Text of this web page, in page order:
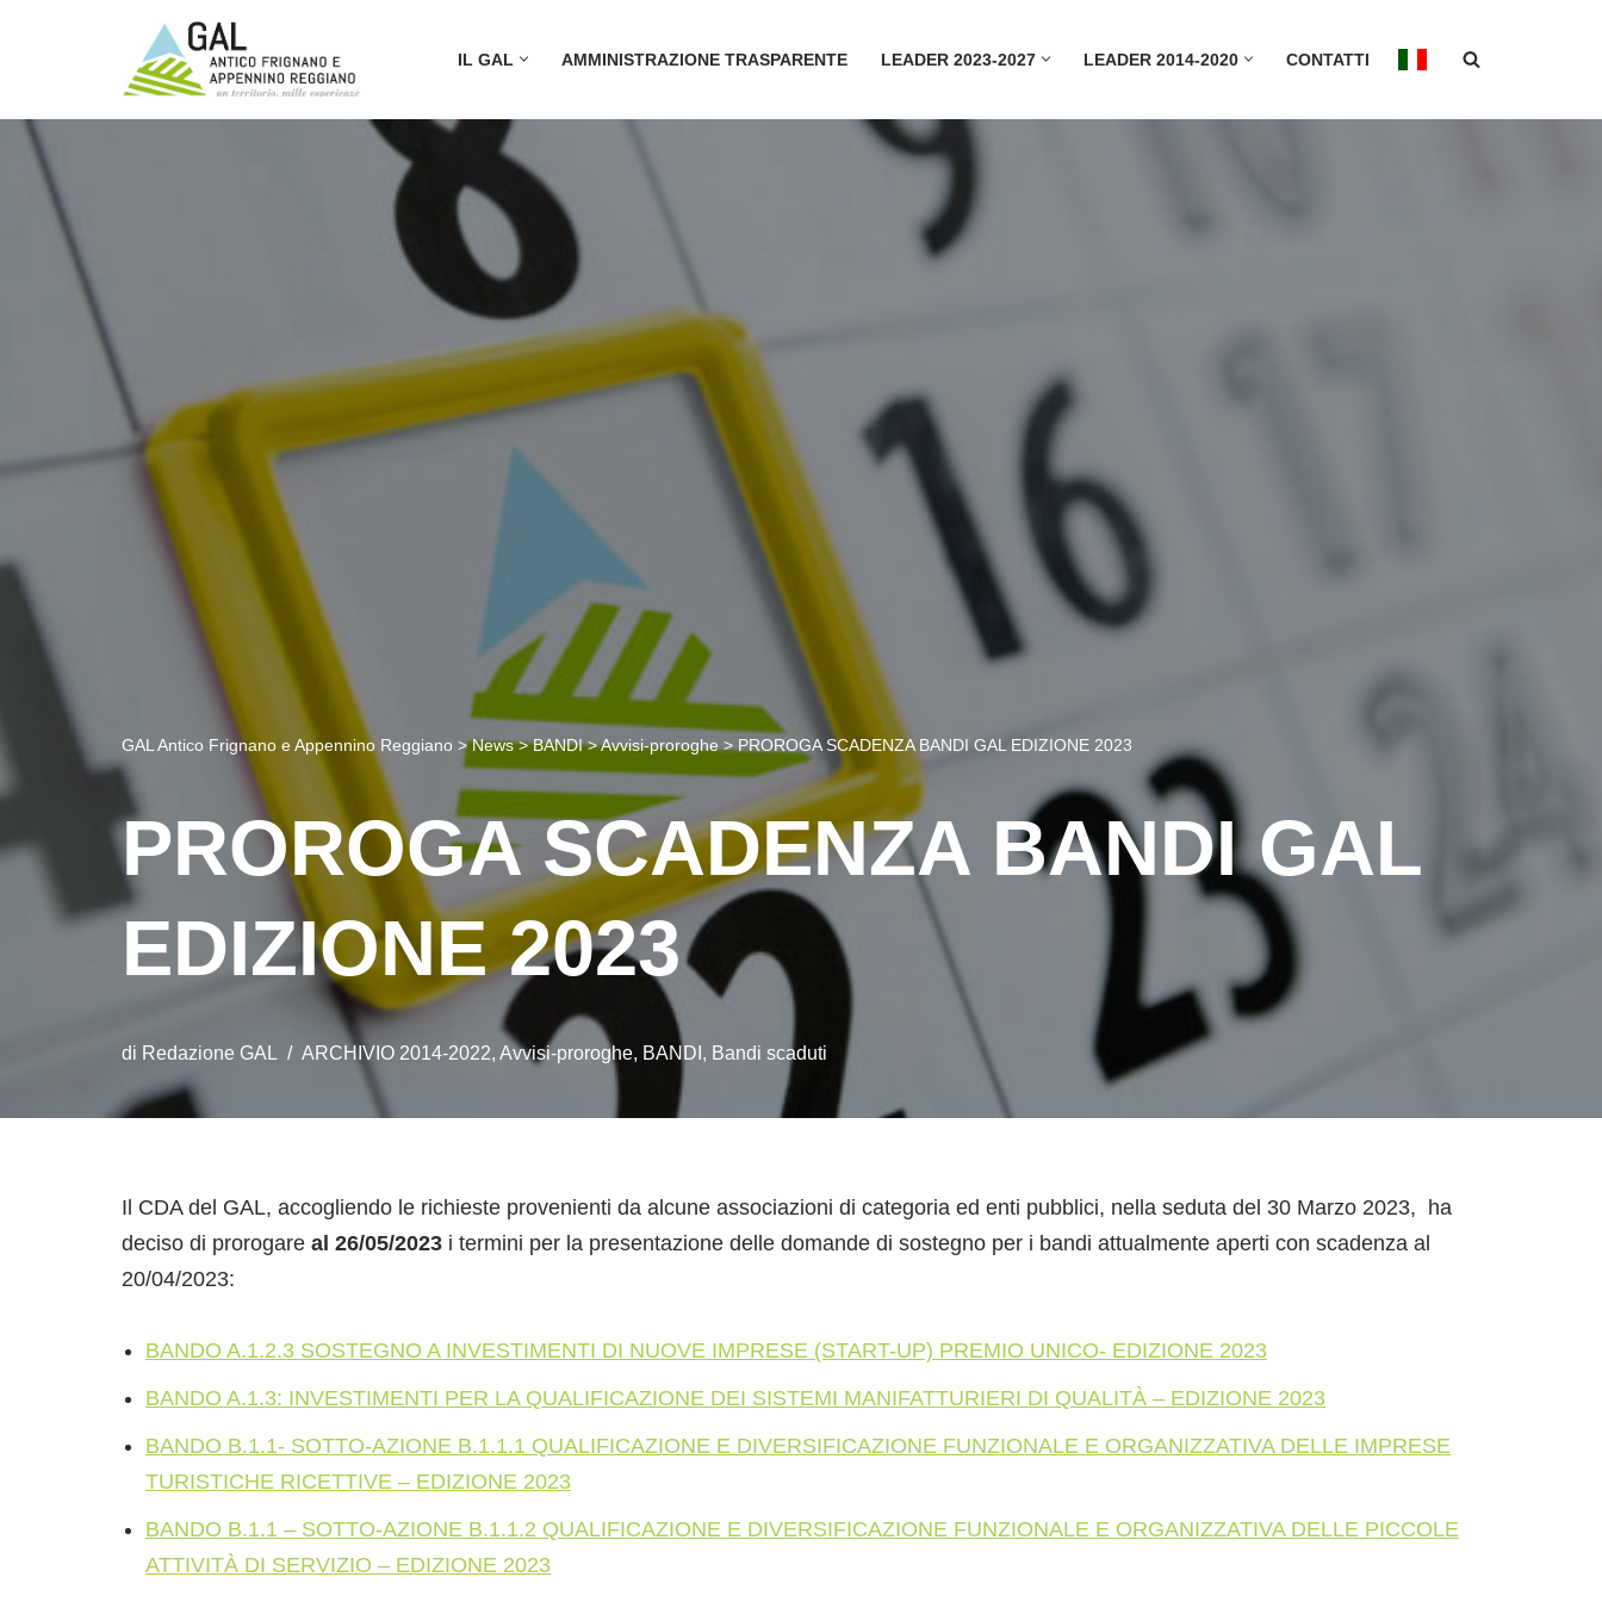
contenuto
IL GAL AMMINISTRAZIONE TRASPARENTE LEADER 2023-2027 LEADER 2014-2020 CONTATTI
GAL Antico Frignano e Appennino Reggiano >News>BANDI>Avvisi-proroghe>PROROGA SCADENZA BANDI GAL EDIZIONE 2023
PROROGA SCADENZA BANDI GAL
EDIZIONE 2023
di Redazione GAL ARCHIVIO 2014-2022 Avvisi-proroghe BANDI Bandi scaduti
Il CDA del GAL, accogliendo le richieste provenienti da alcune associazioni di categoria ed enti pubblici, nella seduta del 30 Marzo 2023, ha
deciso di prorogare al 26/05/2023 i termini per la presentazione delle domande di sostegno per i bandi attualmente aperti con scadenza al
20/04/2023:
BANDO A.1.2.3 SOSTEGNO A INVESTIMENTI DI NUOVE IMPRESE (START-UP) PREMIO UNICO- EDIZIONE 2023
BANDO A.1.3: INVESTIMENTI PER LA QUALIFICAZIONE DEI SISTEMI MANIFATTURIERI DI QUALITÀ – EDIZIONE 2023
BANDO B.1.1- SOTTO-AZIONE B.1.1.1 QUALIFICAZIONE E DIVERSIFICAZIONE FUNZIONALE E ORGANIZZATIVA DELLE IMPRESE
TURISTICHE RICETTIVE – EDIZIONE 2023
BANDO B.1.1 – SOTTO-AZIONE B.1.1.2 QUALIFICAZIONE E DIVERSIFICAZIONE FUNZIONALE E ORGANIZZATIVA DELLE PICCOLE
ATTIVITÀ DI SERVIZIO – EDIZIONE 2023